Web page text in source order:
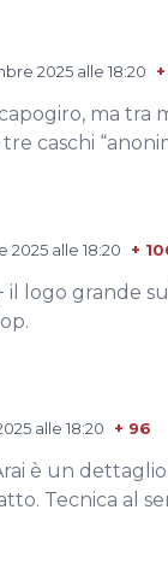
2025 alle 18:20 +
ma tra
caschi
2025 alle 18:20 +
logo grande
alle 18:20 + 96
è un
Tecnica al